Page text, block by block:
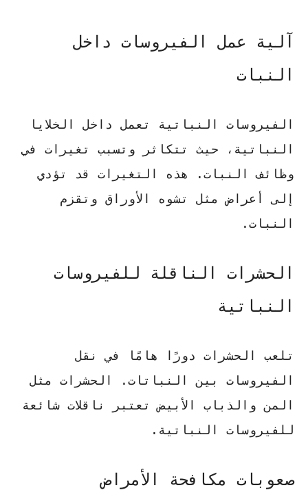
آلية عمل الفيروسات داخل
النبات
الفيروسات النباتية تعمل داخل الخلايا
النباتية، حيث تتكاثر وتسبب تغيرات في
وظائف النبات. هذه التغيرات قد تؤدي
إلى أعراض مثل تشوه الأوراق وتقزم
النبات.
الحشرات الناقلة للفيروسات
النباتية
تلعب الحشرات دورًا هامًا في نقل
الفيروسات بين النباتات. الحشرات مثل
المن والذباب الأبيض تعتبر ناقلات شائعة
للفيروسات النباتية.
صعوبات مكافحة الأمراض